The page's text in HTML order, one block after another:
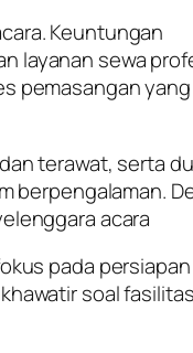
Keuntungan
layanan sewa
pemasangan
terawat, serta
berpengalaman.
acara
pada
soal fasilitas